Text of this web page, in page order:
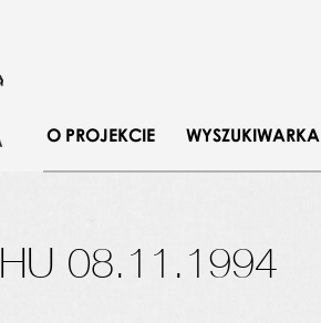
O PROJEKCIE WYSZUKIWARKA
08.11.1994